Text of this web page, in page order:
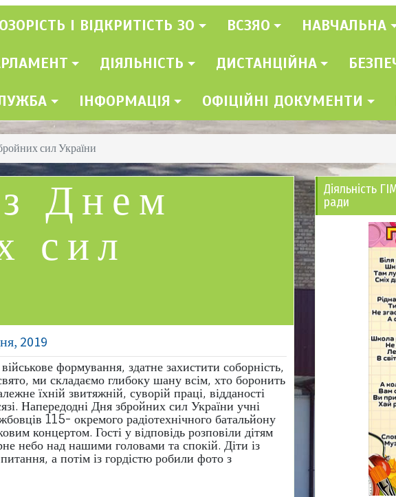
І ВІДКРИТІСТЬ ЗО ВСЗЯО НАВЧАЛЬНА
ДІЯЛЬНІСТЬ ДИСТАНЦІЙНА
ІНФОРМАЦІЯ ОФІЦІЙНІ ДОКУМЕНТИ
сил України
Днем
сил
2019
формування, здатне захистити соборність,
ми складаємо глибоку шану всім, хто боронить
їхній звитяжній, суворій праці, відданості
Напередодні Дня збройних сил України учні
115- окремого радіотехнічного батальйону
концертом. Гості у відповідь розповіли дітям
небо над нашими головами та спокій. Діти із
а потім із гордістю робили фото з
Діяльність
ради